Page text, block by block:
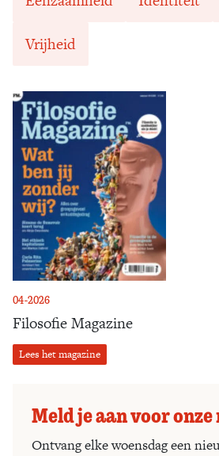
04-2026
Filosofie Magazine
Lees het magazine
Vrijheid
Meld je aan voor
Ontvang elke woensdag een